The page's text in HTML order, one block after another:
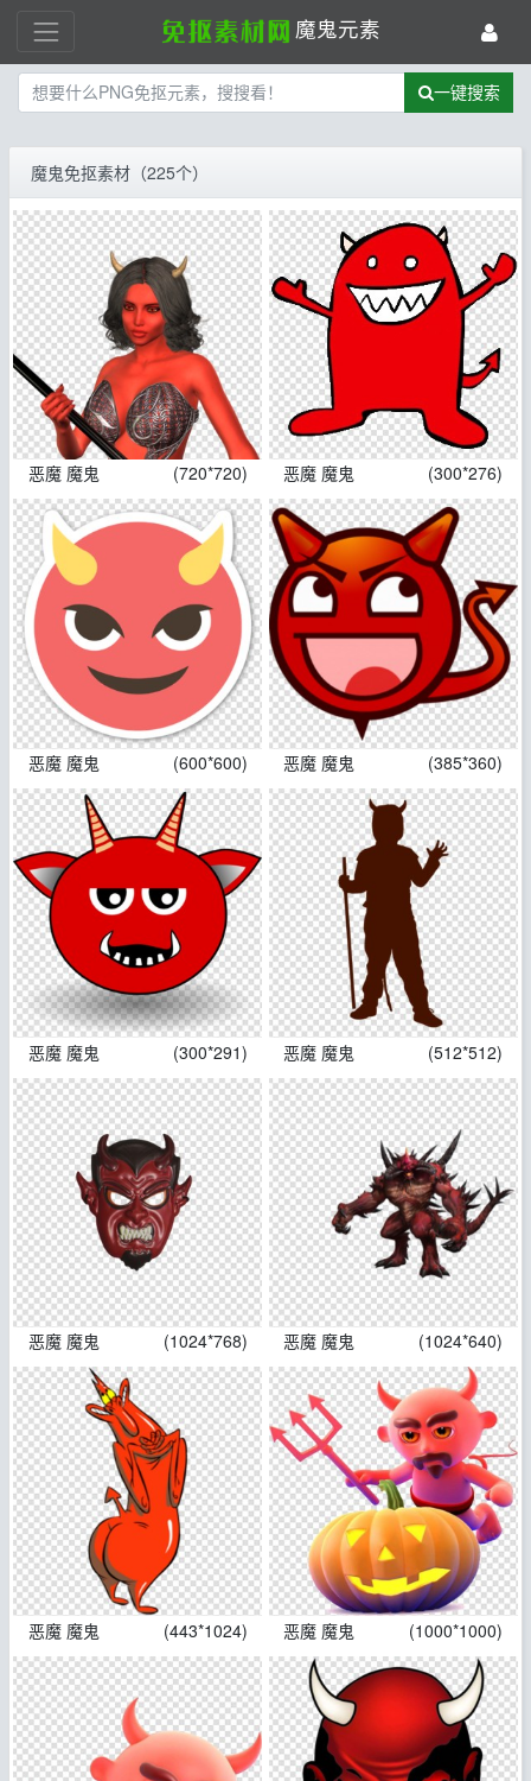
魔鬼元素
一键搜索
魔鬼免抠素材（225个）
恶魔 魔鬼 (720*720) 恶魔 魔鬼 (300*276)
恶魔 魔鬼 (600*600) 恶魔 魔鬼 (385*360)
恶魔 魔鬼 (300*291) 恶魔 魔鬼 (512*512)
恶魔 魔鬼 (1024*768) 恶魔 魔鬼 (1024*640)
恶魔 魔鬼 (443*1024) 恶魔 魔鬼 (1000*1000)